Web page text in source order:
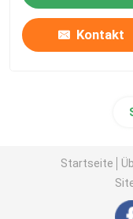
Kontakt
Startseite